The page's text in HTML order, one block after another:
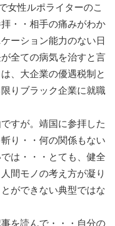
女性ルポライターのこ
・・相手の痛みがわか
ーション能力のない日
全ての病気を治すと言
、大企業の優遇税制と
りブラック企業に就職
すが。靖国に参拝した
り・・何の関係もない
は・・・とても、健全
間モノの考え方が凝り
ができない典型ではな
を読んで・・・自分の